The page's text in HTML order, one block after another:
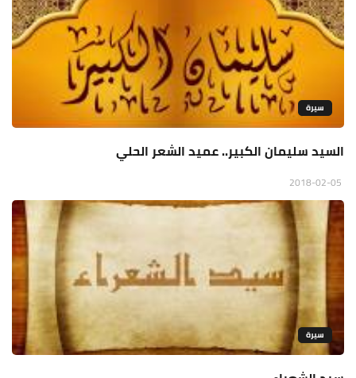
سيرة
السيد سليمان الكبير.. عميد الشعر الحلي
سيرة